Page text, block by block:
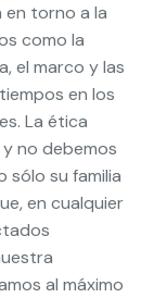
en torno a la
como la
el marco y las
en los
La ética
no debemos
sólo su familia
en cualquier
al máximo